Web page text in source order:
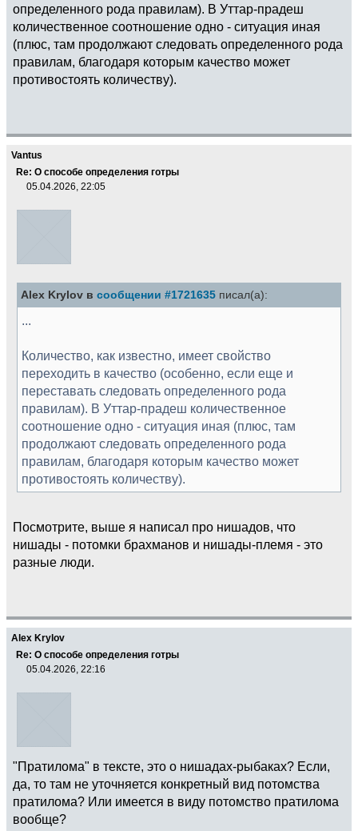
определенного рода правилам). В Уттар-прадеш
количественное соотношение одно - ситуация иная
(плюс, там продолжают следовать определенного рода
правилам, благодаря которым качество может
противостоять количеству).
Vantus
Re: О способе определения готры
05.04.2026, 22:05
Alex Krylov в сообщении #1721635 писал(а):
...
Количество, как известно, имеет свойство
переходить в качество (особенно, если еще и
переставать следовать определенного рода
правилам). В Уттар-прадеш количественное
соотношение одно - ситуация иная (плюс, там
продолжают следовать определенного рода
правилам, благодаря которым качество может
противостоять количеству).
Посмотрите, выше я написал про нишадов, что
нишады - потомки брахманов и нишады-племя - это
разные люди.
Alex Krylov
Re: О способе определения готры
05.04.2026, 22:16
"Пратилома" в тексте, это о нишадах-рыбаках? Если,
да, то там не уточняется конкретный вид потомства
пратилома? Или имеется в виду потомство пратилома
вообще?